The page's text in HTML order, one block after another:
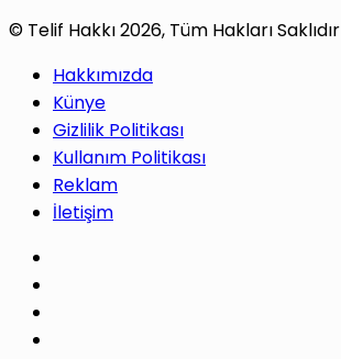
© Telif Hakkı 2026, Tüm Hakları Saklıdır
Hakkımızda
Künye
Gizlilik Politikası
Kullanım Politikası
Reklam
İletişim